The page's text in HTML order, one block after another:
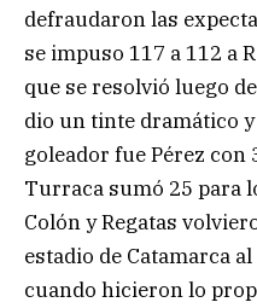
defraudaron las
se impuso 117 a 112 a
que se resolvió luego
dio un tinte dramático
goleador fue Pérez
Turraca sumó 25 para
Colón y Regatas
estadio de Catamarca
cuando hicieron lo